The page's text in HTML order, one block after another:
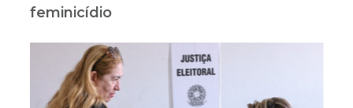
feminicídio